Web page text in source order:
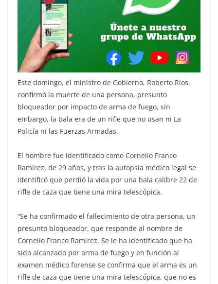
Este domingo, el ministro de Gobierno, Roberto Ríos,
confirmó la muerte de una persona, presunto
bloqueador por impacto de arma de fuego, sin
embargo, la bala era de un rifle que no usan ni La
Policía ni las Fuerzas Armadas.
El hombre fue identificado como Cornelio Franco
Ramírez, de 29 años, y tras la autopsia médico legal se
identificó que perdió la vida por una bala calibre 22 de
rifle de caza que tiene una mira telescópica.
“Se ha confirmado el fallecimiento de otra persona, un
presunto bloqueador, que responde al nombre de
Cornelio Franco Ramírez. Se le ha identificado que ha
sido alcanzado por arma de fuego y en función al
examen médico forense se confirma que el arma es un
rifle de caza que tiene una mira telescópica, que no es